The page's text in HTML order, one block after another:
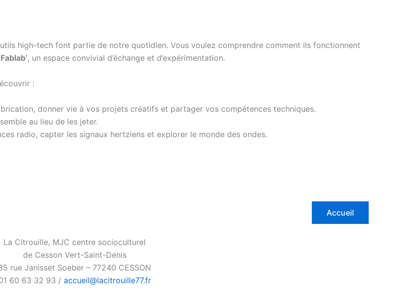
high-tech font partie de notre quotidien. Vous voulez comprendre comment ils fonctionnent
Fablab’, un espace convivial d’échange et d’expérimentation.
:
donner vie à vos projets créatifs et partager vos compétences techniques.
au lieu de les jeter.
radio, capter les signaux hertziens et explorer le monde des ondes.
Accueil
La Citrouille, MJC centre socioculturel
de Cesson Vert-Saint-Denis
rue Janisset Soeber – 77240 CESSON
60 63 32 93 / accueil@lacitrouille77.fr